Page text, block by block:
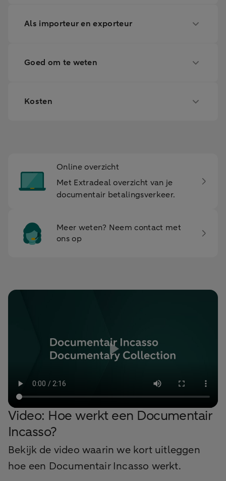
Als importeur en exporteur
Goed om te weten
Kosten
Online overzicht
Met Extradeal overzicht van je
documentair betalingsverkeer.
Meer weten? Neem contact met
ons op
Video: Hoe werkt een Documentair
Incasso?
Bekijk de video waarin we kort uitleggen
hoe een Documentair Incasso werkt.